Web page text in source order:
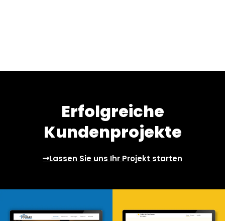
Erfolgreiche
Kundenprojekte
Lassen Sie uns Ihr Projekt starten